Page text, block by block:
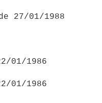
27/01/1988
01/1986
01/1986